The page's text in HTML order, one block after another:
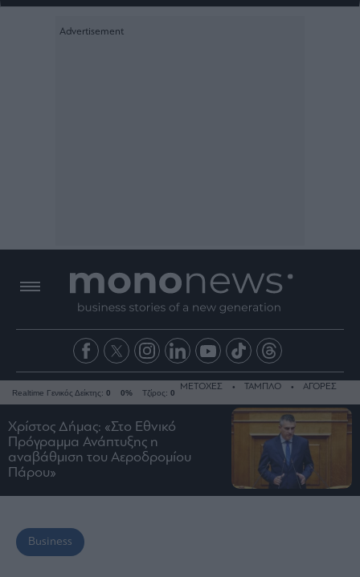
Ειδήσεις
Οικονομία
Τράπεζες
Realtime Γενικός Δείκτης: 0 0% Τζίρος: 0
ΜΕΤΟΧΕΣ ΤΑΜΠΛΟ ΑΓΟΡΕΣ
Χρίστος Δήμας: «Στο Εθνικό
Πρόγραμμα Ανάπτυξης η
αναβάθμιση του Αεροδρομίου
Πάρου»
Business